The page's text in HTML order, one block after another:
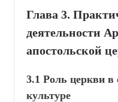
Глава 3.
деятельности
апостольской
3.1 Роль церкви в
культуре